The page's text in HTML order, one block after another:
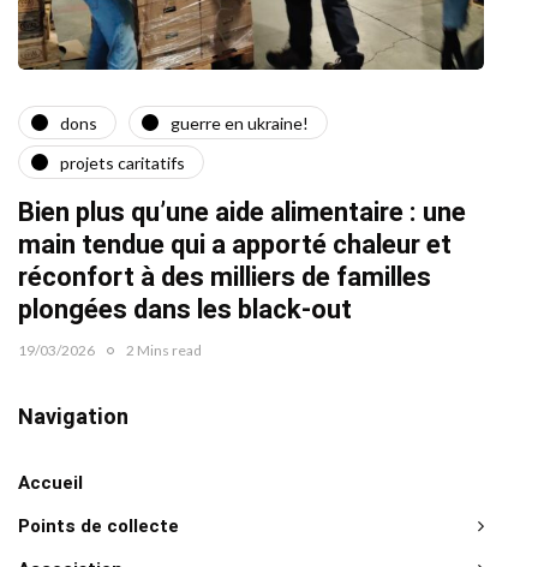
dons
guerre en ukraine!
projets caritatifs
Bien plus qu’une aide alimentaire : une
main tendue qui a apporté chaleur et
réconfort à des milliers de familles
plongées dans les black-out
19/03/2026 2 Mins read
Navigation
Accueil
Points de collecte